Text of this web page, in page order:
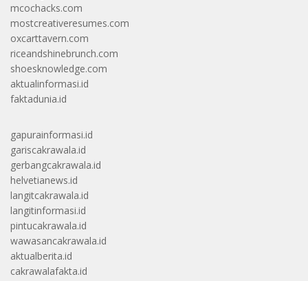
mcochacks.com
mostcreativeresumes.com
oxcarttavern.com
riceandshinebrunch.com
shoesknowledge.com
aktualinformasi.id
faktadunia.id
gapurainformasi.id
gariscakrawala.id
gerbangcakrawala.id
helvetianews.id
langitcakrawala.id
langitinformasi.id
pintucakrawala.id
wawasancakrawala.id
aktualberita.id
cakrawalafakta.id